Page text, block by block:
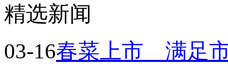
精选新闻
03-16春菜上市 满足